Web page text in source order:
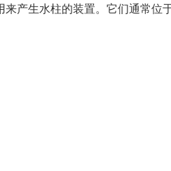
产生水柱的装置。它们通常位